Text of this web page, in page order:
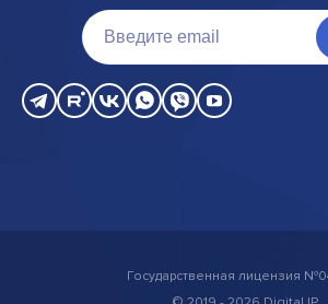
Государственная лицензия